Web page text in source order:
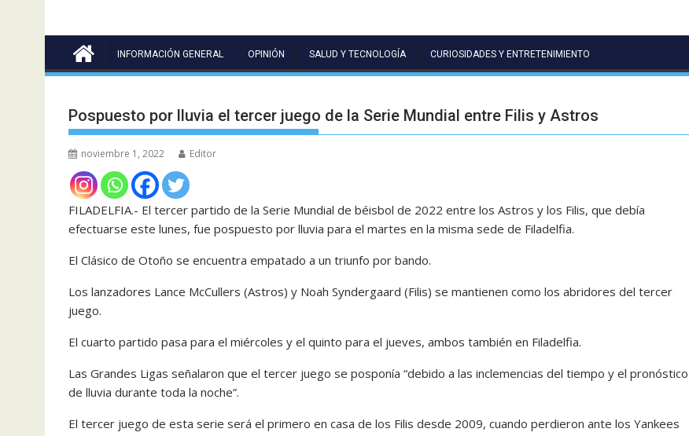
INFORMACIÓN GENERAL OPINIÓN SALUD Y TECNOLOGÍA CURIOSIDADES Y ENTRETENIMIENTO
Pospuesto por lluvia el tercer juego de la Serie Mundial entre Filis y Astros
noviembre 1, 2022 Editor
FILADELFIA.- El tercer partido de la Serie Mundial de béisbol de 2022 entre los Astros y los Filis, que debía
efectuarse este lunes, fue pospuesto por lluvia para el martes en la misma sede de Filadelfia.
El Clásico de Otoño se encuentra empatado a un triunfo por bando.
Los lanzadores Lance McCullers (Astros) y Noah Syndergaard (Filis) se mantienen como los abridores del tercer
juego.
El cuarto partido pasa para el miércoles y el quinto para el jueves, ambos también en Filadelfia.
Las Grandes Ligas señalaron que el tercer juego se posponía “debido a las inclemencias del tiempo y el pronóstico
de lluvia durante toda la noche”.
El tercer juego de esta serie será el primero en casa de los Filis desde 2009, cuando perdieron ante los Yankees